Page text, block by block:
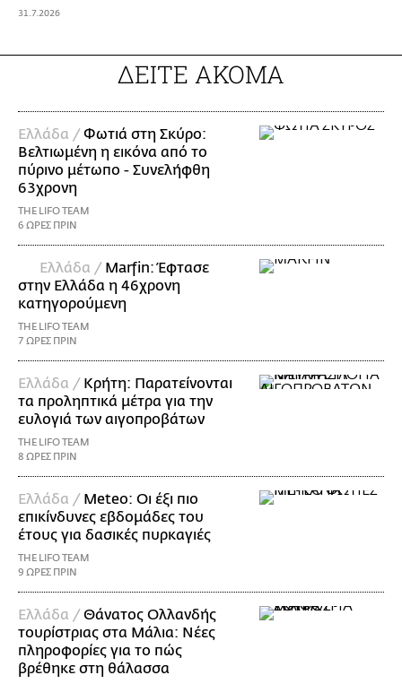
31.7.2026
ΔΕΙΤΕ ΑΚΟΜΑ
Ελλάδα /Φωτιά στη Σκύρο:
Βελτιωμένη η εικόνα από το
πύρινο μέτωπο - Συνελήφθη
63χρονη
THE LIFO TEAM
6 ΩΡΕΣ ΠΡΙΝ
Ελλάδα / Marfin: Έφτασε
στην Ελλάδα η 46χρονη
κατηγορούμενη
THE LIFO TEAM
7 ΩΡΕΣ ΠΡΙΝ
Ελλάδα / Κρήτη: Παρατείνονται
τα προληπτικά μέτρα για την
ευλογιά των αιγοπροβάτων
THE LIFO TEAM
8 ΩΡΕΣ ΠΡΙΝ
Ελλάδα / Meteo: Οι έξι πιο
επικίνδυνες εβδομάδες του
έτους για δασικές πυρκαγιές
THE LIFO TEAM
9 ΩΡΕΣ ΠΡΙΝ
Ελλάδα /Θάνατος Ολλανδής
τουρίστριας στα Μάλια: Νέες
πληροφορίες για το πώς
βρέθηκε στη θάλασσα